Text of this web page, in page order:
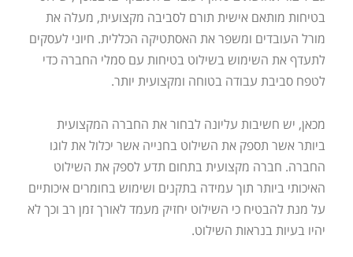
בטיחות מותאם אישית תורם לסביבה מקצועית, מעלה את
מורל העובדים ומשפר את האסתטיקה הכללית. חיוני לעסקים
לתעדף את השימוש בשילוט בטיחות עם סמלי החברה כדי
לטפח סביבת עבודה בטוחה ומקצועית יותר.
מכאן, יש חשיבות עליונה לבחור את החברה המקצועית
ביותר אשר תספק את השילוט בחנייה אשר יכלול את לוגו
החברה. חברה מקצועית בתחום תדע לספק את השילוט
האיכותי ביותר תוך עמידה בתקנים ושימוש בחומרים איכותיים
על מנת להבטיח כי השילוט יחזיק מעמד לאורך זמן רב וכך לא
יהיו בעיות בנראות השילוט.